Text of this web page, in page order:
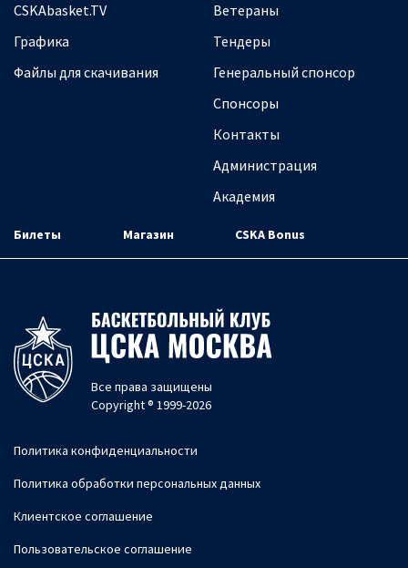
CSKAbasket.TV
Графика
Файлы для скачивания
Ветераны
Тендеры
Генеральный спонсор
Спонсоры
Контакты
Администрация
Академия
Билеты Магазин CSKA Bonus
Все права защищены
Copyright ® 1999-2026
Политика конфиденциальности
Политика обработки персональных данных
Клиентское соглашение
Пользовательское соглашение